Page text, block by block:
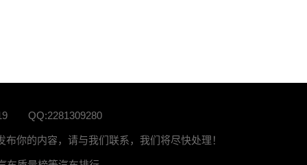
QQ:2281309280
你的内容，请与我们联系，我们将尽快处理！